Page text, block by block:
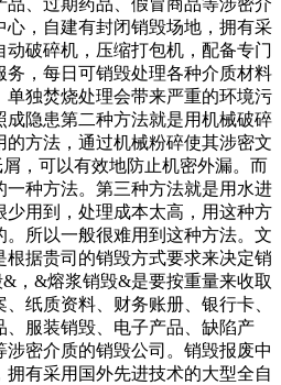
、过期药品、假冒商品等涉密介
心，自建有封闭销毁场地，拥有采
破碎机，压缩打包机，配备专门
务，每日可销毁处理各种介质材料
独焚烧处理会带来严重的环境污
隐患第二种方法就是用机械破碎
方法，通过机械粉碎使其涉密文
，可以有效地防止机密外漏。而
一种方法。第三种方法就是用水进
用到，处理成本太高，用这种方
所以一般很难用到这种方法。文
据贵司的销毁方式要求来决定销
，&熔浆销毁&是要按重量来收取
纸质资料、财务账册、银行卡、
服装销毁、电子产品、缺陷产
密介质的销毁公司。销毁报废中
有采用国外先进技术的大型全自